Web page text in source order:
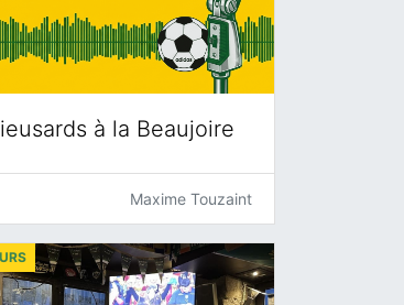
à la Beaujoire
Maxime Touzaint